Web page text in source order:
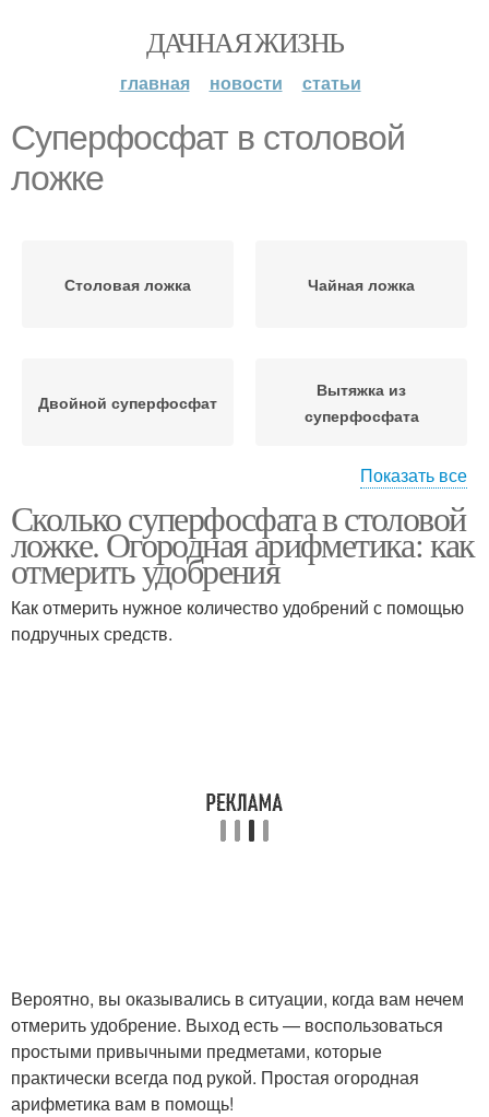
ДАЧНАЯ ЖИЗНЬ
главная новости статьи
Суперфосфат в столовой
ложке
Столовая ложка Чайная ложка
Двойной суперфосфат
Вытяжка из
суперфосфата
Воды в ложках Веса в ложках
Удобрения в столовой
ложке
ложке
Продукты в чайной
Показать все
Сколько суперфосфата в столовой
ложке. Огородная арифметика: как
отмерить удобрения
Как отмерить нужное количество удобрений с помощью
подручных средств.
Вероятно, вы оказывались в ситуации, когда вам нечем
отмерить удобрение. Выход есть — воспользоваться
простыми привычными предметами, которые
практически всегда под рукой. Простая огородная
арифметика вам в помощь!